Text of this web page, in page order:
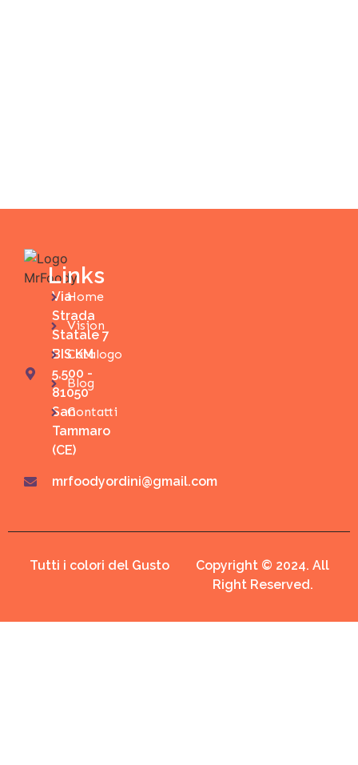
Via
Strada
Statale 7
BIS KM
5,500 -
81050
San
Tammaro
(CE)
mrfoodyordini@gmail.com
Links
Home
Vision
Catalogo
Blog
Contatti
Tutti i colori del Gusto
Copyright © 2024. All
Right Reserved.